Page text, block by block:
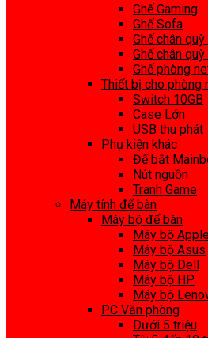
Ghế Gaming
Ghế Sofa
Ghế chân
Ghế chân
Ghế phòng
Thiết bị cho phòng
Switch 10GB
Case Lớn
USB thu phát
Phụ kiện khác
Đế bắt
Nút nguồn
Tranh Game
Máy tính để bàn
Máy bộ để bàn
Máy bộ
Máy bộ Asus
Máy bộ Dell
Máy bộ HP
Máy bộ
PC Văn phòng
Dưới 5 triệu